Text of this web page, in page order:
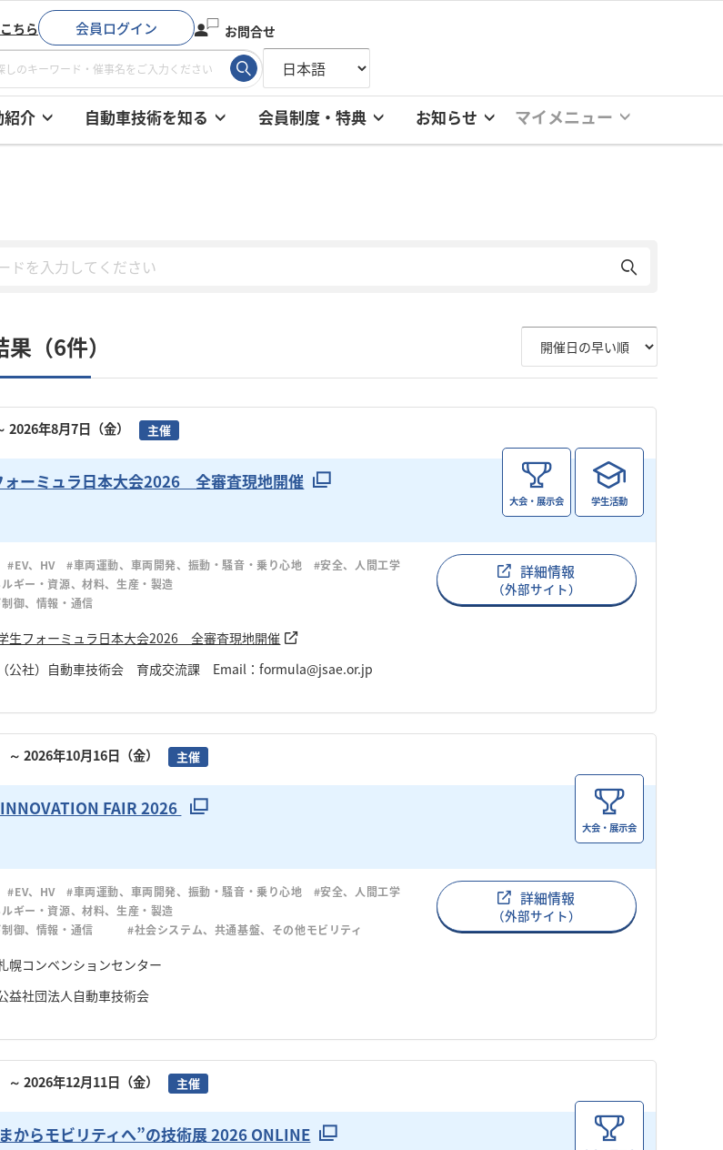
ちら 会員ログイン お問合せ
紹介 自動車技術を知る 会員制度・特典 お知らせ マイメニュー
（6件）
2026年8月7日（金） 主催
ォーミュラ日本大会2026 全審査現地開催
大会・展示会 学生活動
#EV、HV #車両運動、車両開発、振動・騒音・乗り心地
#安全、人間工学
ギー・資源、材料、生産・製造
制御、情報・通信
詳細情報
（外部サイト）
生フォーミュラ日本大会2026 全審査現地開催
（公社）自動車技術会 育成交流課 Email：formula@jsae.or.jp
～ 2026年10月16日（金） 主催
FAIR 2026
大会・展示会
#EV、HV #車両運動、車両開発、振動・騒音・乗り心地
#安全、人間工学
ギー・資源、材料、生産・製造
制御、情報・通信
#社会システム、共通基盤、その他モビリティ
詳細情報
（外部サイト）
幌コンベンションセンター
益社団法人自動車技術会
～ 2026年12月11日（金） 主催
からモビリティへ”の技術展 2026 ONLINE